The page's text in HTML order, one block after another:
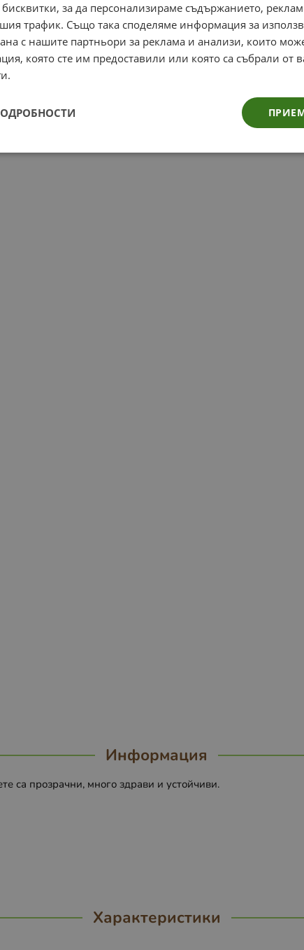
Информация
са прозрачни, много здрави и устойчиви.
Характеристики
за да персонализираме съдържанието,
трафик. Също така споделяме информация за
с нашите партньори за реклама и анализи, които
която сте им предоставили или която са събрали от